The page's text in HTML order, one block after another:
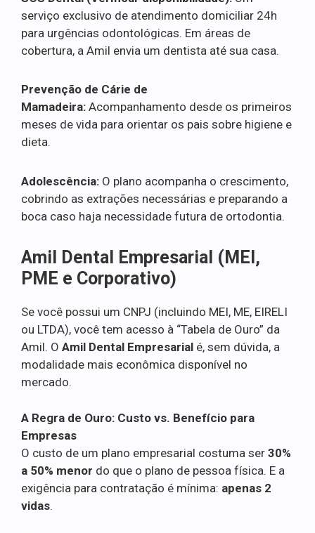
serviço exclusivo de atendimento domiciliar 24h
para urgências odontológicas. Em áreas de
cobertura, a Amil envia um dentista até sua casa.
Prevenção de Cárie de
Mamadeira: Acompanhamento desde os primeiros
meses de vida para orientar os pais sobre higiene e
dieta.
Adolescência: O plano acompanha o crescimento,
cobrindo as extrações necessárias e preparando a
boca caso haja necessidade futura de ortodontia.
Amil Dental Empresarial (MEI,
PME e Corporativo)
Se você possui um CNPJ (incluindo MEI, ME, EIRELI
ou LTDA), você tem acesso à “Tabela de Ouro” da
Amil. O Amil Dental Empresarial é, sem dúvida, a
modalidade mais econômica disponível no
mercado.
A Regra de Ouro: Custo vs. Benefício para
Empresas
O custo de um plano empresarial costuma ser 30%
a 50% menor do que o plano de pessoa física. E a
exigência para contratação é mínima: apenas 2
vidas.